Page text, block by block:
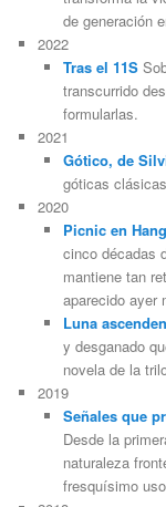
de generación
2022
Tras el 11S
transcurrido
formularlas.
2021
Gótico, de
góticas
2020
Picnic en
cinco décadas
mantiene tan
aparecido ayer
Luna
y desganado
novela de la
2019
Señales que
Desde la
naturaleza
fresquísimo